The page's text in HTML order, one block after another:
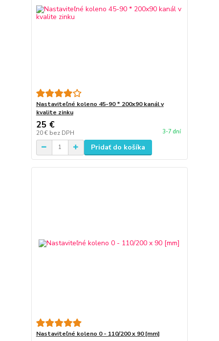
Nastaviteľné koleno 45-90 * 200x90 kanál v
kvalite zinku
25 €
20 € bez DPH 3-7 dní
Pridať do košíka
Nastaviteľné koleno 0 - 110/200 x 90 [mm]